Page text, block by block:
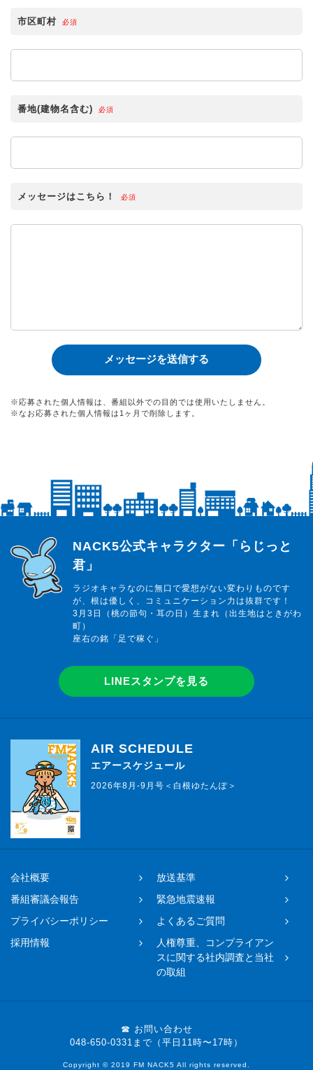
市区町村 必須
番地(建物名含む) 必須
メッセージはこちら！ 必須
※応募された個人情報は、番組以外での目的では使用いたしません。
※なお応募された個人情報は1ヶ月で削除します。
らじっと君
NACK5公式キャラクター「らじっと
君」
ラジオキャラなのに無口で愛想がない変わりものです
が、根は優しく、コミュニケーション力は抜群です！
3月3日（桃の節句・耳の日）生まれ（出生地はときがわ
町）
座右の銘「足で稼ぐ」
LINEスタンプを見る
AIR SCHEDULE
エアースケジュール
2026年8月-9月号＜白根ゆたんぽ＞
会社概要
放送基準
番組審議会報告
緊急地震速報
プライバシーポリシー
よくあるご質問
採用情報
人権尊重、コンプライアン
スに関する社内調査と当社
の取組
☎ お問い合わせ
048-650-0331まで（平日11時〜17時）
Copyright © 2019 FM NACK5 All rights reserved.